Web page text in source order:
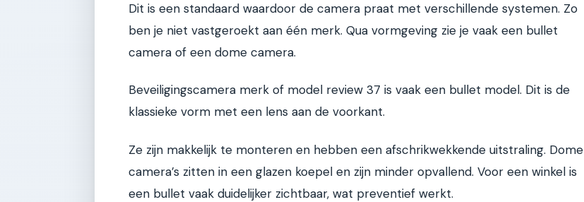
Dit is een standaard waardoor de camera praat met verschillende systemen. Zo
ben je niet vastgeroekt aan één merk. Qua vormgeving zie je vaak een bullet
camera of een dome camera.
Beveiligingscamera merk of model review 37 is vaak een bullet model. Dit is de
klassieke vorm met een lens aan de voorkant.
Ze zijn makkelijk te monteren en hebben een afschrikwekkende uitstraling. Dome
camera’s zitten in een glazen koepel en zijn minder opvallend. Voor een winkel is
een bullet vaak duidelijker zichtbaar, wat preventief werkt.